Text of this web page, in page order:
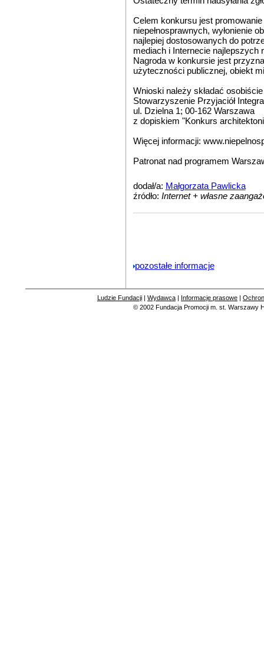
Celem konkursu jest
niepełnosprawnych, wyłonienie
najlepiej dostosowanych do
mediach i Internecie najlepszych
Nagroda w konkursie jest
użyteczności publicznej, obiekt
Wnioski należy składać
Stowarzyszenie Przyjaciół
ul. Dzielna 1; 00-162 Warszawa
z dopiskiem "Konkurs
Więcej informacji:
Patronat nad programem
dodał/a: Małgorzata Pawlicka
źródło: Internet + własne
pozostałe informacje
Ludzie Fundacji | Wydawca | Informacje prasowe |
© 2002 Fundacja Promocji m. st. Warszawy